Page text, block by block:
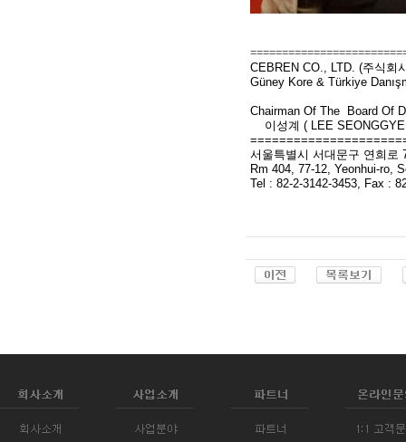
CEBREN CO., LTD. (주식회
Güney Kore & Türkiye
Chairman Of The Board
이성계 ( LEE
서울특별시 서대문구 연희로
Rm 404, 77-12, Yeonhui-ro,
Tel : 82-2-3142-3453, Fax